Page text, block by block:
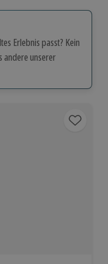
Erlebnis passt? Kein
andere unserer